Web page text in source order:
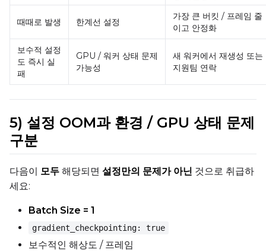
때때로 발생 한계선 설정
가장 큰 버킷 / 프레임 줄
이고 안정화
보수적 설정
도 즉시 실
패
GPU / 워커 상태 문제
가능성
새 워커에서 재생성 또는
지원팀 연락
5) 설정 OOM과 환경 / GPU 상태 문제
구분
다음이 모두 해당되면 설정만의 문제가 아닌 것으로 취급하
세요:
Batch Size = 1
gradient_checkpointing: true
보수적인 해상도 / 프레임